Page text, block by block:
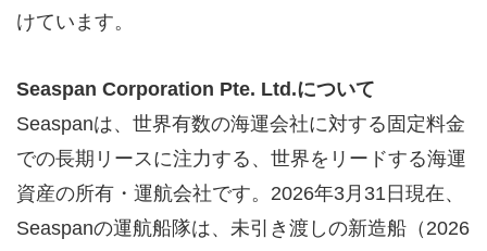
けています。
Seaspan Corporation Pte. Ltd.について
Seaspanは、世界有数の海運会社に対する固定料金
での長期リースに注力する、世界をリードする海運
資産の所有・運航会社です。2026年3月31日現在、
Seaspanの運航船隊は、未引き渡しの新造船（2026